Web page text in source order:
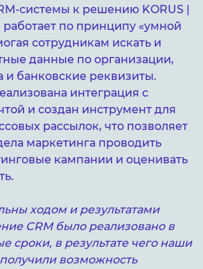
системы к решению KORUS |
работает по принципу «умной
сотрудникам искать и
данные по организации,
и банковские реквизиты.
интеграция с
и создан инструмент для
рассылок, что позволяет
маркетинга проводить
кампании и оценивать
ходом и результатами
CRM было реализовано в
сроки, в результате чего наши
возможность